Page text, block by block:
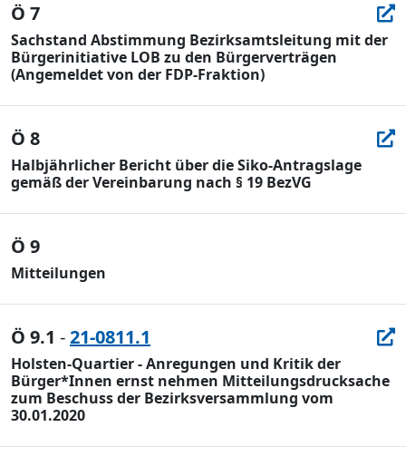
Ö 7
Sachstand Abstimmung Bezirksamtsleitung mit der
Bürgerinitiative LOB zu den Bürgerverträgen
(Angemeldet von der FDP-Fraktion)
Ö 8
Halbjährlicher Bericht über die Siko-Antragslage
gemäß der Vereinbarung nach § 19 BezVG
Ö 9
Mitteilungen
Ö 9.1 -21-0811.1
Holsten-Quartier - Anregungen und Kritik der
Bürger*Innen ernst nehmen Mitteilungsdrucksache
zum Beschuss der Bezirksversammlung vom
30.01.2020